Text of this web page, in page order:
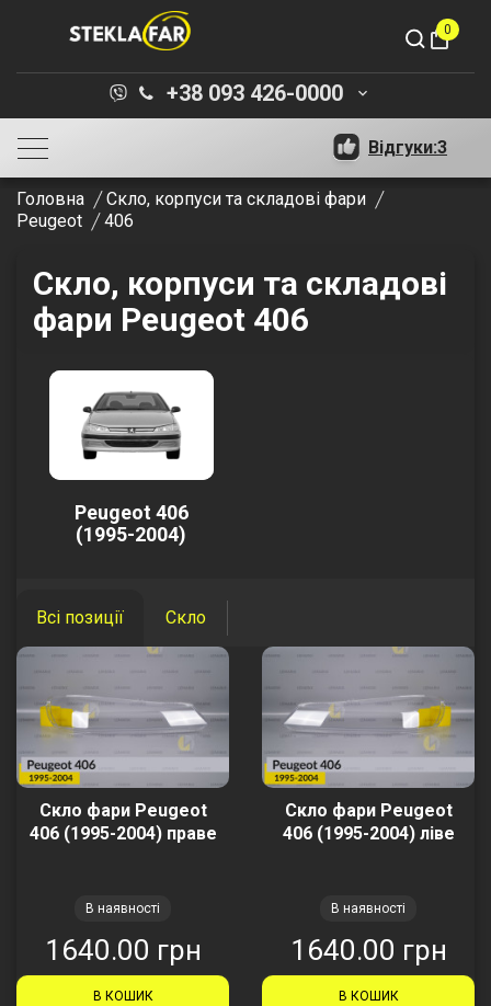
shopping_bag
0
+38 093 426-0000 keyboard_arrow_down
Відгуки:3
Головна
Скло, корпуси та складові фари
Peugeot
406
Скло, корпуси та складові
фари Peugeot 406
Peugeot 406
(1995-2004)
Всі позиції Скло
Скло фари Peugeot
406 (1995-2004) праве
В наявності
1640.00 грн
В КОШИК
Скло фари Peugeot
406 (1995-2004) ліве
В наявності
1640.00 грн
В КОШИК